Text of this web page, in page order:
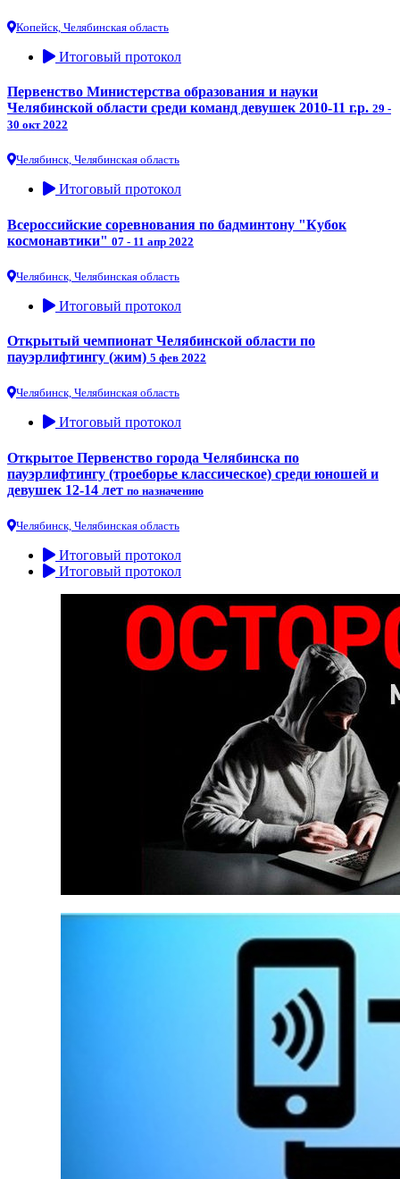
Копейск, Челябинская область
Итоговый протокол
Первенство Министерства образования и науки
Челябинской области среди команд девушек 2010-11 г.р. 29 -
30 окт 2022
Челябинск, Челябинская область
Итоговый протокол
Всероссийские соревнования по бадминтону "Кубок
космонавтики" 07 - 11 апр 2022
Челябинск, Челябинская область
Итоговый протокол
Открытый чемпионат Челябинской области по
пауэрлифтингу (жим) 5 фев 2022
Челябинск, Челябинская область
Итоговый протокол
Открытое Первенство города Челябинска по
пауэрлифтингу (троеборье классическое) среди юношей и
девушек 12-14 лет по назначению
Челябинск, Челябинская область
Итоговый протокол
Итоговый протокол